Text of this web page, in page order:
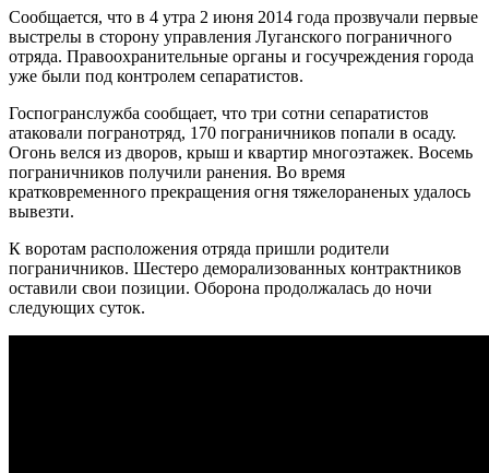
Сообщается, что в 4 утра 2 июня 2014 года прозвучали первые
выстрелы в сторону управления Луганского пограничного
отряда. Правоохранительные органы и госучреждения города
уже были под контролем сепаратистов.
Госпогранслужба сообщает, что три сотни сепаратистов
атаковали погранотряд, 170 пограничников попали в осаду.
Огонь велся из дворов, крыш и квартир многоэтажек. Восемь
пограничников получили ранения. Во время
кратковременного прекращения огня тяжелораненых удалось
вывезти.
К воротам расположения отряда пришли родители
пограничников. Шестеро деморализованных контрактников
оставили свои позиции. Оборона продолжалась до ночи
следующих суток.